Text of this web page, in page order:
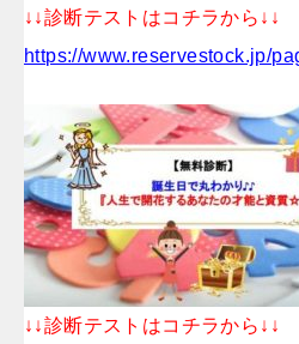
↓↓診断テストはコチラから↓↓
https://www.reservestock.jp/
↓↓診断テストはコチラから↓↓